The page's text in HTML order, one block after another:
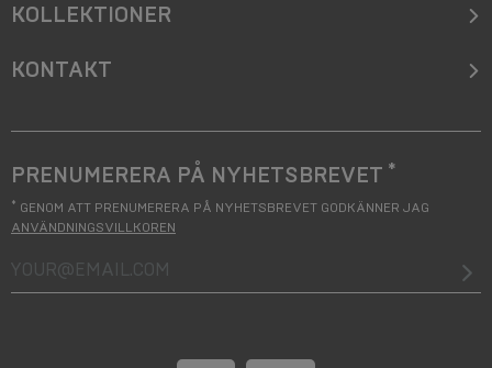
KOLLEKTIONER
KONTAKT
PRENUMERERA PÅ NYHETSBREVET *
* GENOM ATT PRENUMERERA PÅ NYHETSBREVET GODKÄNNER JAG
ANVÄNDNINGSVILLKOREN
your@email.com